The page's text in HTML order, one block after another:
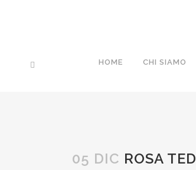
HOME CHI SIAMO
05 DIC ROSA